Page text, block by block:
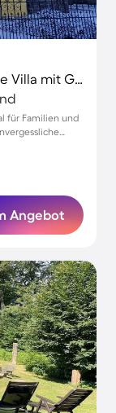
Familienfreundliche wunderschöne Villa mit Garten und privatem Pool | Haustiere sind willkommen
für Familien und
Angebot